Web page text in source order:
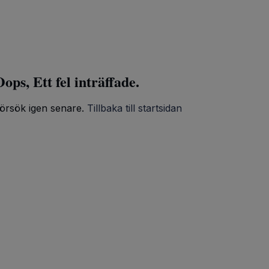
Ett fel inträffade.
igen senare. Tillbaka till startsidan